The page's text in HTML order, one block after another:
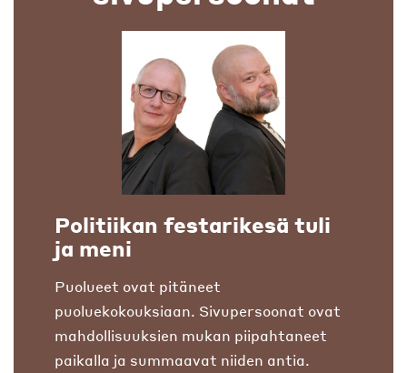
Politiikan festarikesä tuli
ja meni
Puolueet ovat pitäneet
puoluekokouksiaan. Sivupersoonat ovat
mahdollisuuksien mukan piipahtaneet
paikalla ja summaavat niiden antia.